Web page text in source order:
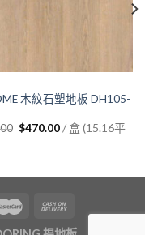
木紋石塑地板 DH105-
Original
price
$470.00Current
price
/ 盒 (15.16平